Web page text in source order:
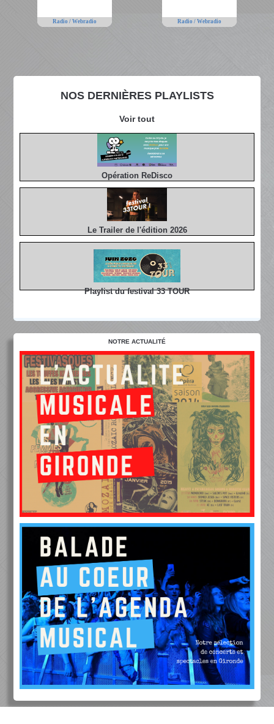
NOS DERNIÈRES PLAYLISTS
Voir tout
Opération ReDisco
Le Trailer de l'édition 2026
Playlist du festival 33 TOUR
Radio / Webradio Radio / Webradio
NOTRE ACTUALITÉ